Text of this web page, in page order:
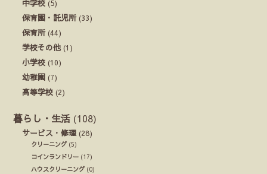
中学校 (5)
保育園・託児所(33)
保育所(44)
学校その他 (1)
小学校 (10)
幼稚園 (7)
高等学校 (2)
暮らし・生活 (108)
サービス・修理 (28)
クリーニング(5)
コインランドリー (17)
ハウスクリーニング(0)